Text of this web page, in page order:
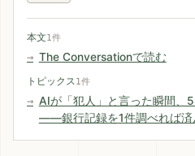
本文1件
The Conversationで読む
トピックス1件
AIが「犯人」と言った瞬間、
——銀行記録を1件調べれば済